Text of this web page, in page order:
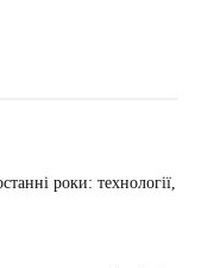
роки: технології,